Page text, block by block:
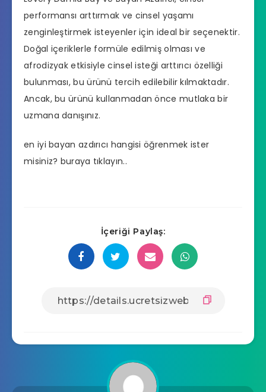
performansı arttırmak ve cinsel yaşamı
zenginleştirmek isteyenler için ideal bir seçenektir.
Doğal içeriklerle formüle edilmiş olması ve
afrodizyak etkisiyle cinsel isteği arttırıcı özelliği
bulunması, bu ürünü tercih edilebilir kılmaktadır.
Ancak, bu ürünü kullanmadan önce mutlaka bir
uzmana danışınız.
en iyi bayan azdırıcı hangisi öğrenmek ister
misiniz? buraya tıklayın..
İçeriği Paylaş: